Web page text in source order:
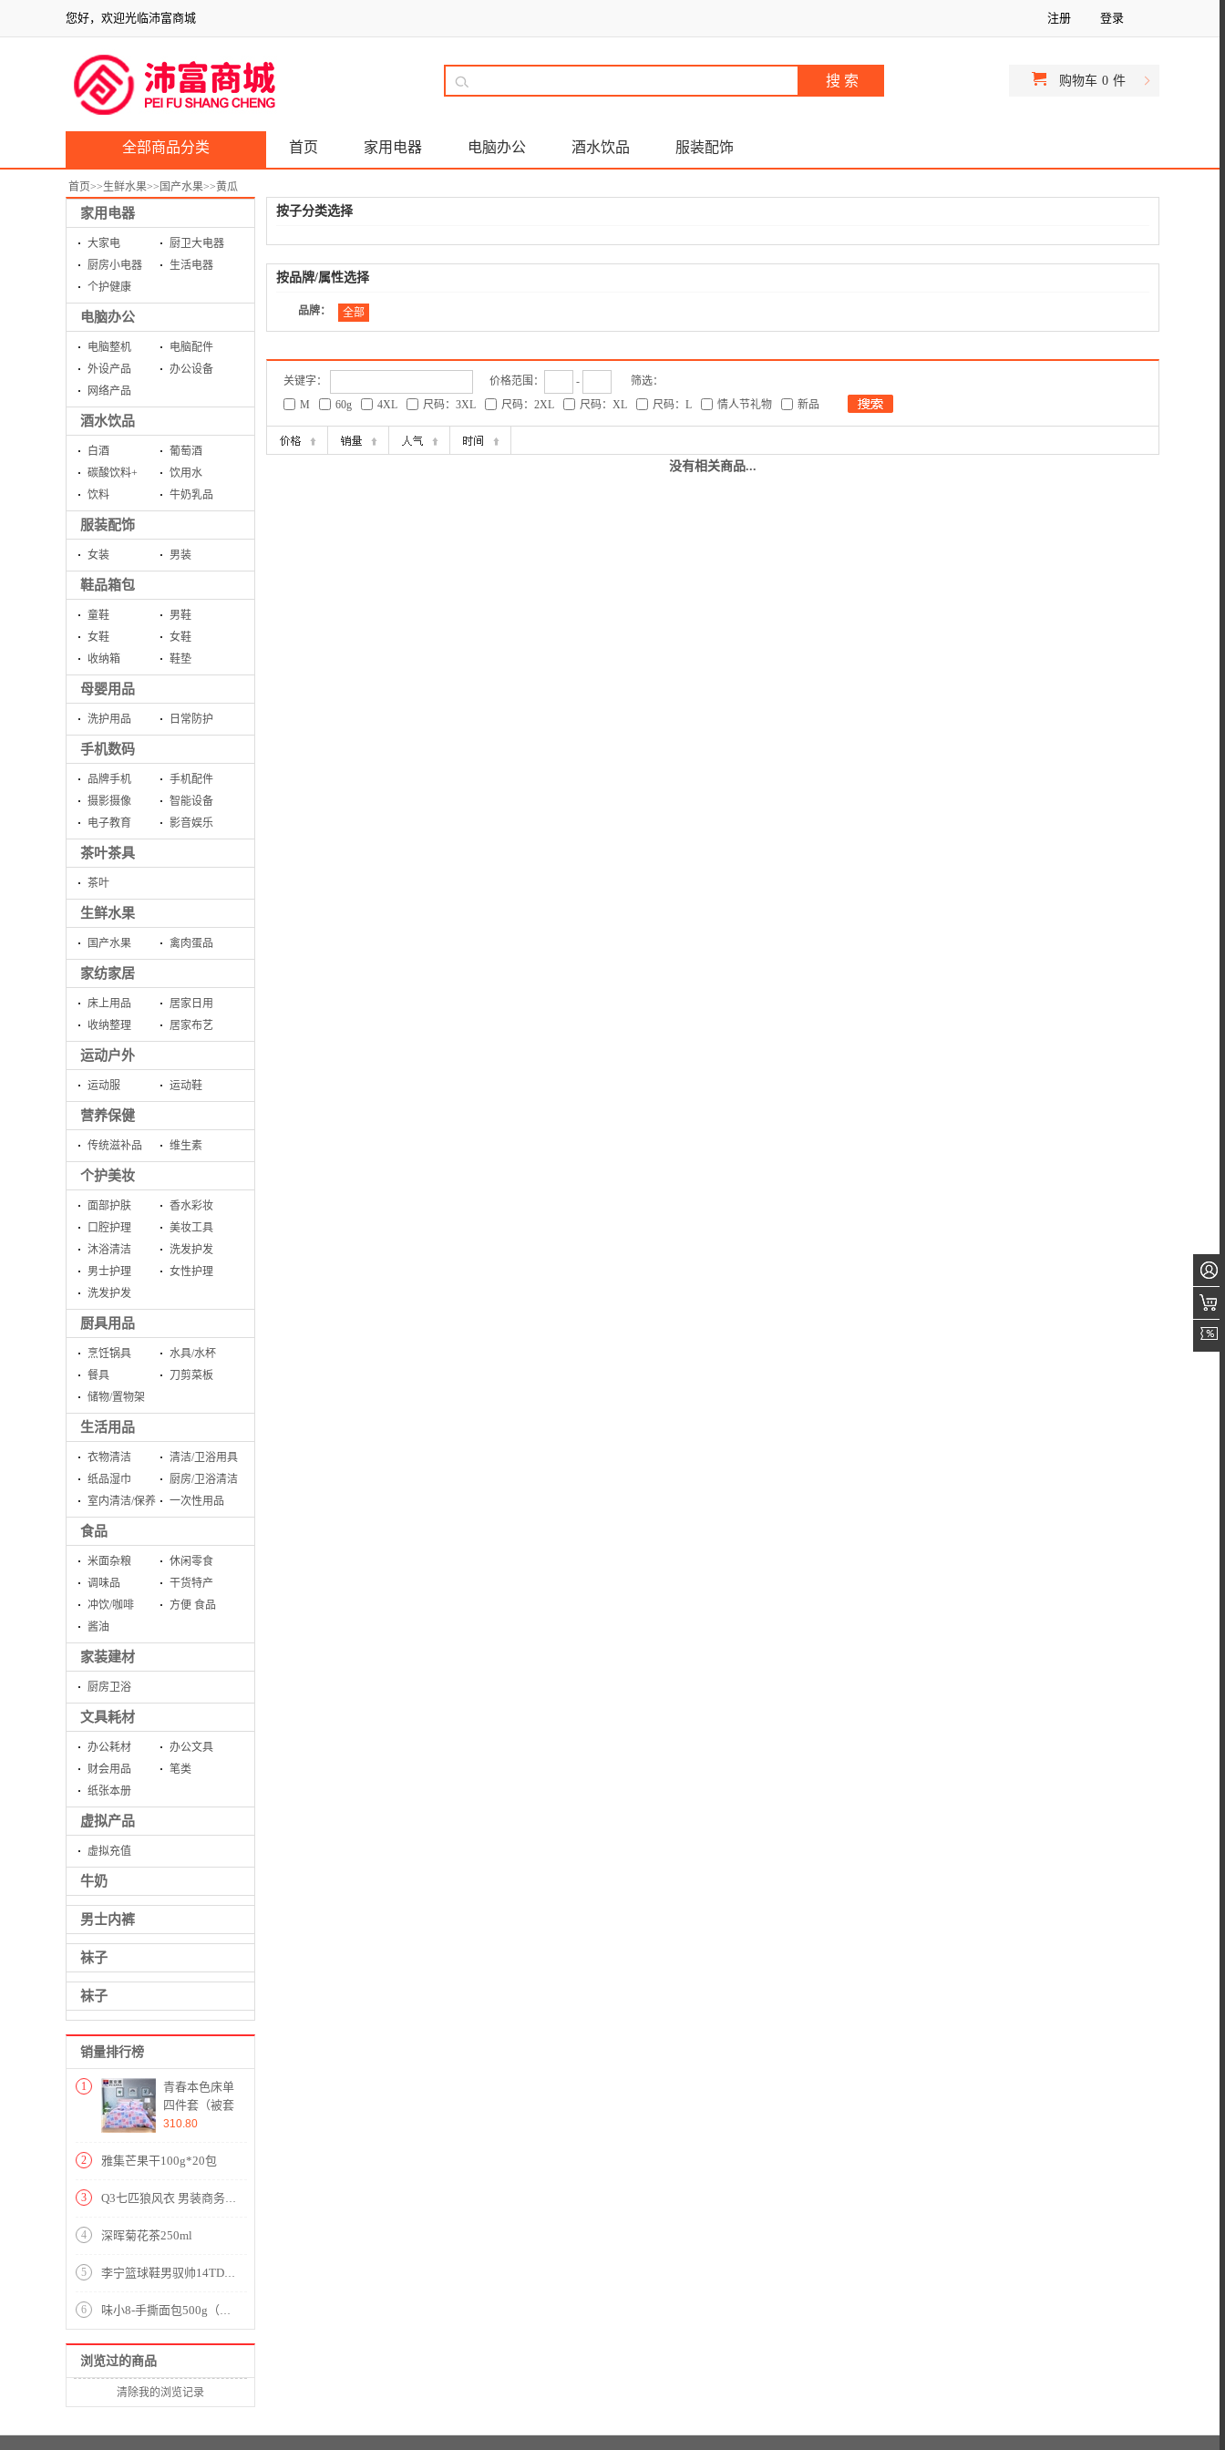
您好，欢迎光临沛富商城 注册 登录
购物车 0 件
全部商品分类 首页 家用电器 电脑办公 酒水饮品 服装配饰
首页>>生鲜水果>> 国产水果>>黄瓜
家用电器
大家电
厨卫大电器
厨房小电器
生活电器
个护健康
电脑办公
电脑整机
电脑配件
外设产品
办公设备
网络产品
酒水饮品
白酒
葡萄酒
碳酸饮料+
饮用水
饮料
牛奶乳品
服装配饰
女装 男装
鞋品箱包
童鞋
男鞋
女鞋
女鞋
收纳箱
鞋垫
母婴用品
洗护用品 日常防护
手机数码
品牌手机
手机配件
摄影摄像
智能设备
电子教育
影音娱乐
茶叶茶具
茶叶
生鲜水果
国产水果 禽肉蛋品
家纺家居
床上用品
居家日用
收纳整理
居家布艺
运动户外
运动服 运动鞋
营养保健
传统滋补品 维生素
个护美妆
面部护肤
香水彩妆
口腔护理
美妆工具
沐浴清洁
洗发护发
男士护理
女性护理
洗发护发
厨具用品
烹饪锅具
水具/水杯
餐具
刀剪菜板
储物/置物架
生活用品
衣物清洁
清洁/卫浴用具
纸品湿巾
厨房/卫浴清洁
室内清洁/保养
一次性用品
食品
米面杂粮
休闲零食
调味品
干货特产
冲饮/咖啡
方便 食品
酱油
家装建材
厨房卫浴
文具耗材
办公耗材
办公文具
财会用品
笔类
纸张本册
虚拟产品
虚拟充值
牛奶
男士内裤
袜子
袜子
销量排行榜
1
青春本色床单
四件套（被套
1件床单1件枕
合1.8米床）
310.80
2 雅集芒果干100g*20包
3 Q3七匹狼风衣 男装商务休闲纯色翻领中长款风衣外套 101(藏青) 175/92A/XL
4 深晖菊花茶250ml
5 李宁篮球鞋男驭帅14TD球鞋韦德之道7低帮夏季减震透气运动鞋 标准白-1 42
6 味小8-手撕面包500g（松软可口 10包装）
浏览过的商品
清除我的浏览记录
按子分类选择
按品牌/属性选择
品牌： 全部
关键字： 价格范围： -
筛选：
M
60g 4XL 尺码：3XL 尺码：2XL 尺码：XL 尺码：L 情人节礼物 新品
没有相关商品...